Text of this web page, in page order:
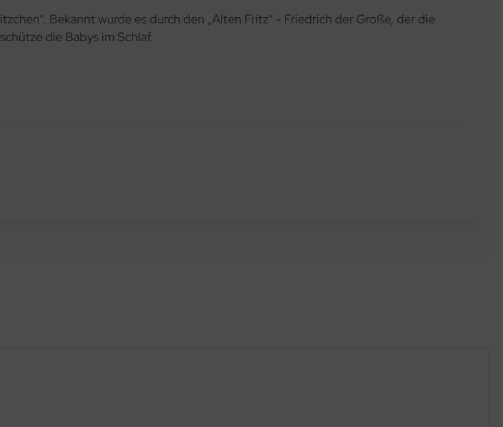
Bekannt wurde es durch den „Alten Fritz“ - Friedrich der Große, der die
die Babys im Schlaf.